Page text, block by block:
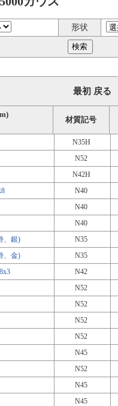
形状
最初 戻
材質記号
N35H
N52
N42H
N40
N40
N40
、銀)
N35
、金)
N35
N42
N52
N52
N52
N52
N45
N52
N45
N45